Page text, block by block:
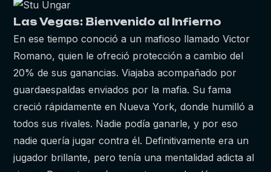
Las Vegas: Bienvenido al Infierno
En ese tiempo conoció a un mafioso llamado Victor
Romano, quien le ofreció protección a cambio del
20% de sus ganancias. Viajaba acompañado por
guardaespaldas enviados por la mafia. Su fama
creció rápidamente en Nueva York, donde humilló a
todos sus rivales. Nadie podía ganarle, y por eso
nadie quería jugar contra él. Definitivamente era un
jugador brillante, pero tenía una mentalidad adicta al